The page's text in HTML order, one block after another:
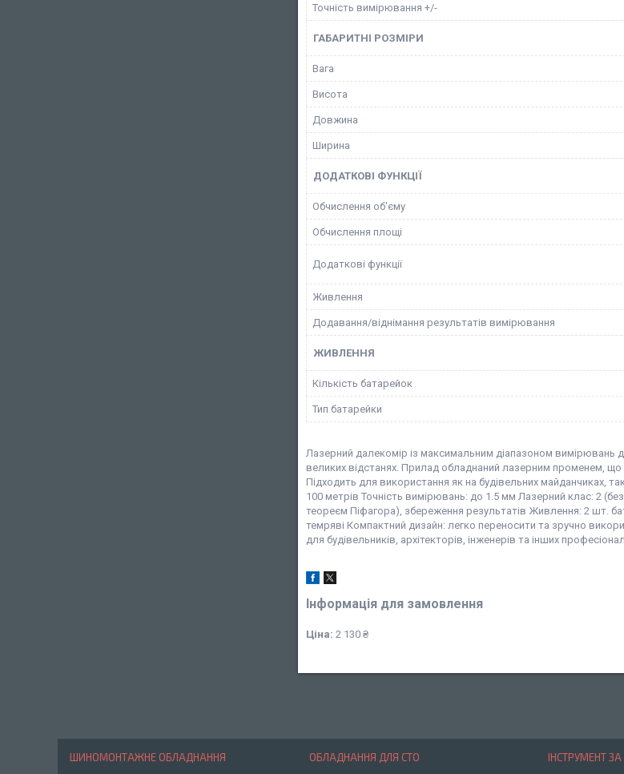
Точність вимірювання +/-
ГАБАРИТНІ РОЗМІРИ
Вага
Висота
Довжина
Ширина
ДОДАТКОВІ ФУНКЦІЇ
Обчислення об'єму
Обчислення площі
Додаткові функції
Живлення
Додавання/віднімання результатів вимірювання
ЖИВЛЕННЯ
Кількість батарейок
Тип батарейки
Лазерний далекомір із максимальним діапазоном вимірювань
великих відстанях. Прилад обладнаний лазерним променем,
Підходить для використання як на будівельних майданчиках,
100 метрів Точність вимірювань: до 1.5 мм Лазерний клас: 2
теореєм Піфагора), збереження результатів Живлення: 2 шт.
темряві Компактний дизайн: легко переносити та зручно
для будівельників, архітекторів, інженерів та інших
Інформація для замовлення
Ціна: 2 130 ₴
ШИНОМОНТАЖНЕ ОБЛАДНАННЯ ОБЛАДНАННЯ ДЛЯ СТО ІНСТРУМЕНТ